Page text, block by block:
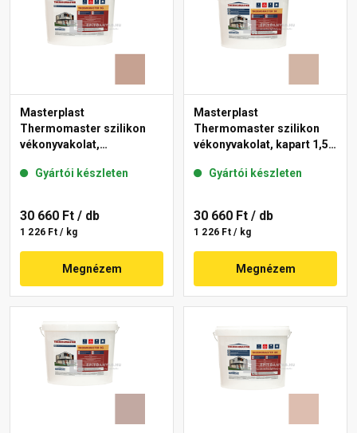
Masterplast
Thermomaster szilikon
vékonyvakolat,
13-C 25 kg
Gyártói készleten
30 660 Ft / db
1 226 Ft / kg
Megnézem
Masterplast
Thermomaster szilikon
vékonyvakolat, kapart 1,5
Gyártói készleten
30 660 Ft / db
1 226 Ft / kg
Megnézem